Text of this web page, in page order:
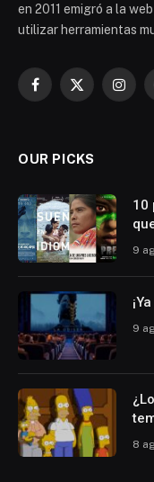
en 2011 emigró a la
utilizar herramientas
Facebook
X
OUR PICKS
10
9
9
8